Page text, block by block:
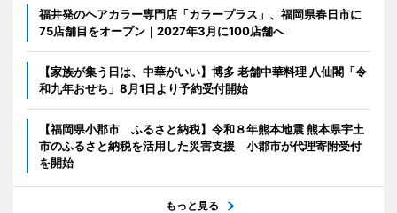
福井発のヘアカラー専門店「カラープラス」、福岡県春日市に
75店舗目をオープン｜2027年3月に100店舗へ
【家族が集う日は、中華がいい】博多 老舗中華料理 八仙閣「令
和九年おせち」8月1日より予約受付開始
【福岡県小郡市 ふるさと納税】令和８年熊本地震 熊本県宇土
市のふるさと納税を活用した災害支援 小郡市が代理寄附受付
を開始
もっと見る